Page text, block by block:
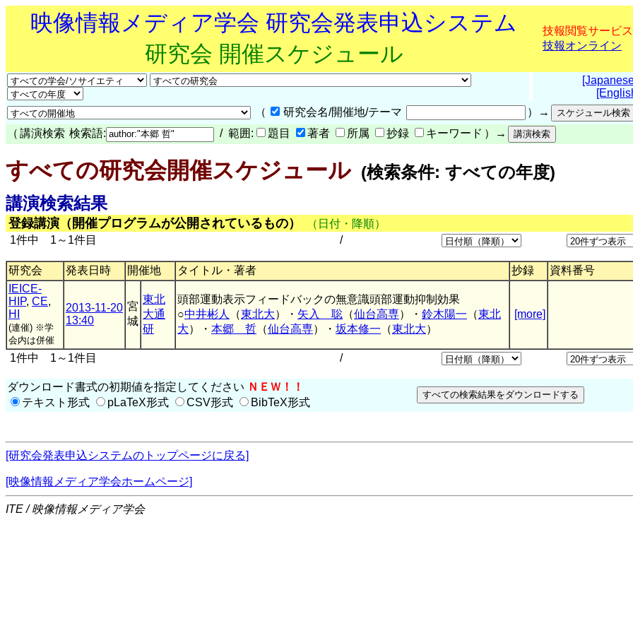
映像情報メディア学会 研究会発表申込システム
研究会 開催スケジュール
技報閲覧サービス
技報オンライン
（
研究会名/開催地/テーマ
）→
（ 講演検索 検索語: / 範囲: 題目 著者 所属 抄録 キーワード ）→
すべての研究会開催スケジュール(検索条件: すべての年度)
講演検索結果
登録講演（開催プログラムが公開されているもの）
（日付・降順）
1件中 1～1件目
/
研究会 発表日時 開催地 タイトル・著者 抄録
資料番号
IEICE-
HIP, CE,
HI
(連催) ※学
会内は併催
2013-11-20
13:40
宮
城
東北
大通
研
頭部運動表示フィードバックの無意識頭部運動抑制効果
○中井彬人 （東北大）・ 矢入 聡 （仙台高専）・ 鈴木陽一 （東北
大）・ 本郷 哲 （仙台高専）・ 坂本修一 （東北大）
[more]
1件中 1～1件目 /
ダウンロード書式の初期値を指定してください ＮＥＷ！！
テキスト形式
pLaTeX形式 CSV形式 BibTeX形式
[研究会発表申込システムのトップページに戻る]
[映像情報メディア学会ホームページ]
ITE / 映像情報メディア学会